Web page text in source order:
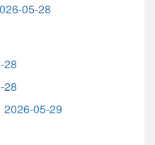
05-28
28
28
2026-05-29